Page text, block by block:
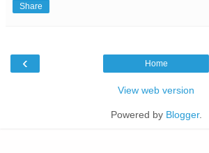
Share
‹ Home
View web version
Powered by Blogger.